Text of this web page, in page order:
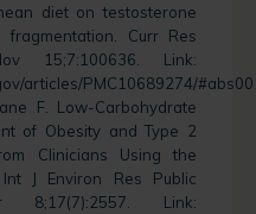
diet on testosterone
Curr Res
15;7:100636. Link:
articles/PMC10689274/
F. Low-Carbohydrate
of Obesity and Type 2
Clinicians Using the
J Environ Res Public
Link: